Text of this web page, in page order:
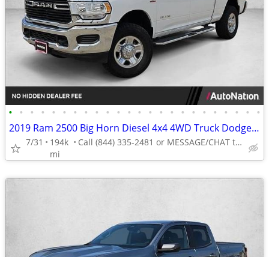
• • • • • • • • • • • • • • • • • • • • • • • •
2019 Ram 2500 Big Horn Diesel 4x4 4WD Truck Dodge Crew cab AUTONATION
7/31
194k
mi
Call (844) 335-2481 or MESSAGE/CHAT to confirm availability